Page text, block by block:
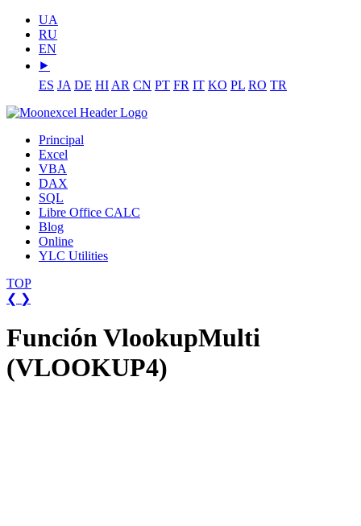
UA
RU
EN
⯈
ES JA DE HI AR CN PT FR IT KO PL RO TR
Principal
Excel
VBA
DAX
SQL
Libre Office CALC
Blog
Online
YLC Utilities
TOP
❮ ❯
Función VlookupMulti
(VLOOKUP4)